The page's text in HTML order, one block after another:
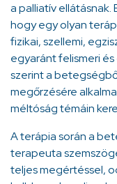
a palliatív
hogy egy olyan
fizikai, szellemi,
egyaránt felismeri
szerint a
megőrzésére
méltóság témáin
A terápia során a
terapeuta
teljes megértéssel,